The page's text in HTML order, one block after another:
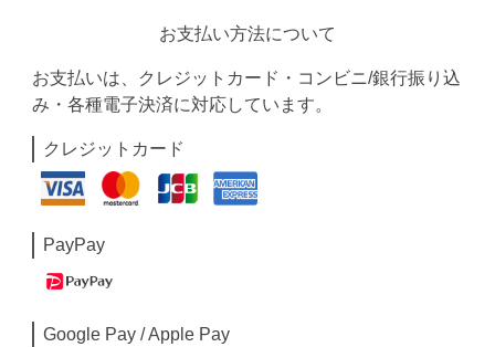
お支払い方法について
お支払いは、クレジットカード・コンビニ/銀行振り込
み・各種電子決済に対応しています。
クレジットカード
PayPay
Google Pay / Apple Pay